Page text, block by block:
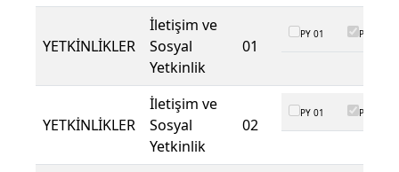
YETKİNLİKLER
İletişim ve
Sosyal
Yetkinlik
01
PY 01 PY 02
YETKİNLİKLER
İletişim ve
Sosyal
Yetkinlik
02
PY 01 PY 02